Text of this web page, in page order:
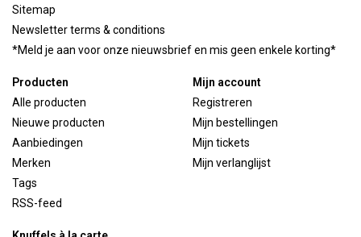
Sitemap
Newsletter terms & conditions
*Meld je aan voor onze nieuwsbrief en mis geen enkele korting*
Producten
Alle producten
Nieuwe producten
Aanbiedingen
Merken
Tags
RSS-feed
Mijn account
Registreren
Mijn bestellingen
Mijn tickets
Mijn verlanglijst